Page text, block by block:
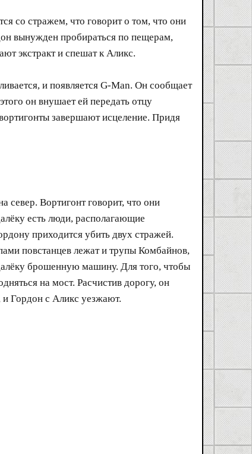
со стражем, что говорит о том, что они
вынужден пробираться по пещерам,
экстракт и спешат к Аликс.
и появляется G-Man. Он сообщает
он внушает ей передать отцу
завершают исцеление. Придя
Вортигонт говорит, что они
есть люди, располагающие
приходится убить двух стражей.
повстанцев лежат и трупы Комбайнов,
брошенную машину. Для того, чтобы
на мост. Расчистив дорогу, он
и Гордон с Аликс уезжают.